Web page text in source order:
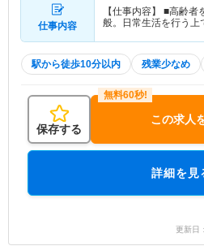
仕事内容
【仕事内容】 ■高齢
般。日常生活を行う
駅から徒歩10分以内 残業少なめ
保存する
この求人
詳細を見
更新